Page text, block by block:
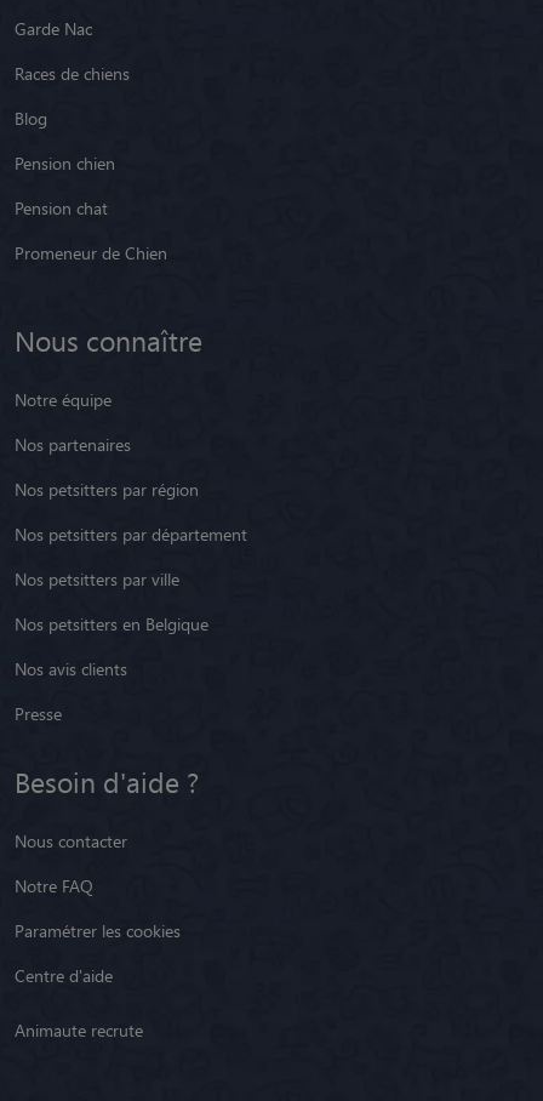
Garde Nac
Races de chiens
Blog
Pension chien
Pension chat
Promeneur de Chien
Nous connaître
Notre équipe
Nos partenaires
Nos petsitters par région
Nos petsitters par département
Nos petsitters par ville
Nos petsitters en Belgique
Nos avis clients
Presse
Besoin d'aide ?
Nous contacter
Notre FAQ
Paramétrer les cookies
Centre d'aide
Animaute recrute